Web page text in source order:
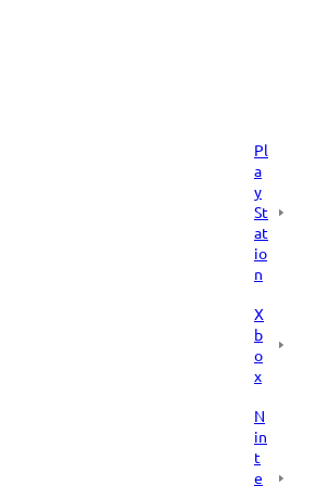
Pl
a
y
St
at
io
n
X
b
o
x
N
in
t
e